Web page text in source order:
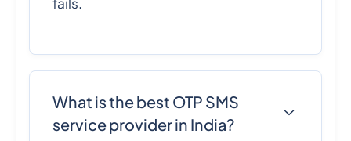
What is the best OTP SMS
service provider in India?